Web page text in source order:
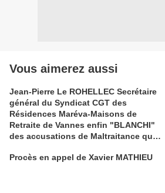
Vous aimerez aussi
Jean-Pierre Le ROHELLEC Secrétaire
général du Syndicat CGT des
Résidences Maréva-Maisons de
Retraite de Vannes enfin "BLANCHI"
des accusations de Maltraitance qui
Procès en appel de Xavier MATHIEU